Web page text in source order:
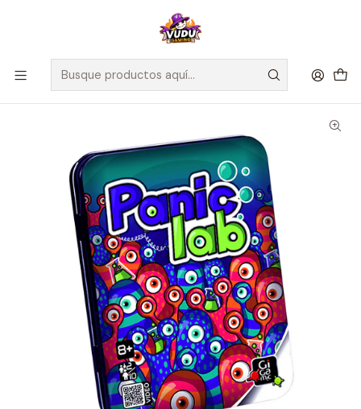
🚀 ¡Despachamos a todo Chile! Envío GRATIS a Regiones sobre
$100.000 y a RM sobre $35.000
Juegos de Mesa Competitivos Panic Lab - Español